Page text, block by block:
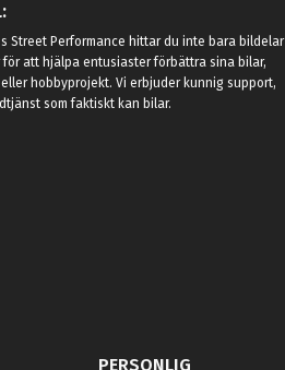
Street Performance hittar du inte bara bildelar
att hjälpa entusiaster förbättra sina bilar,
hobbyprojekt. Vi erbjuder kunnig support,
som faktiskt kan bilar.
PERSONLIG